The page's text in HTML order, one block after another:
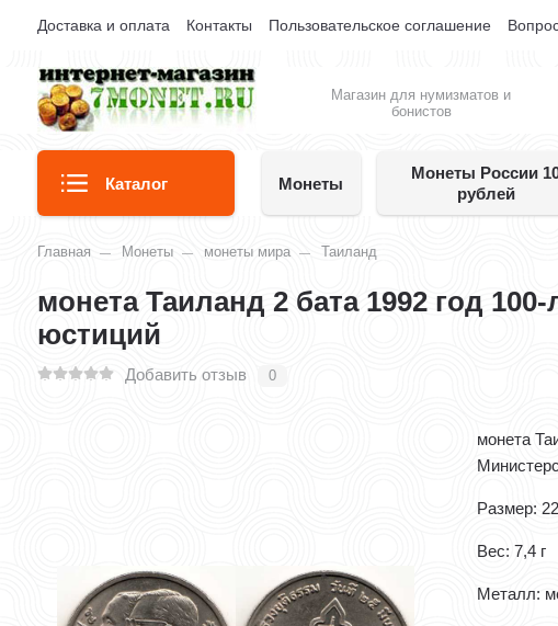
Доставка и оплата Контакты Пользовательское соглашение
Магазин для нумизматов и
бонистов
Каталог Монеты
Монеты России
рублей
Главная Монеты монеты мира Таиланд
монета Таиланд 2 бата 1992 год
юстиций
Добавить отзыв 0
монета
Размер:
Вес: 7,4 г
Металл: